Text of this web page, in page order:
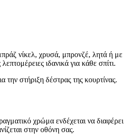
νίκελ, χρυσά, μπρονζέ, λητά ή με
ιδανικά για κάθε σπίτι.
την στήριξη δέστρας της κουρτίνας.
χρώμα ενδέχεται να διαφέρει
στην οθόνη σας.